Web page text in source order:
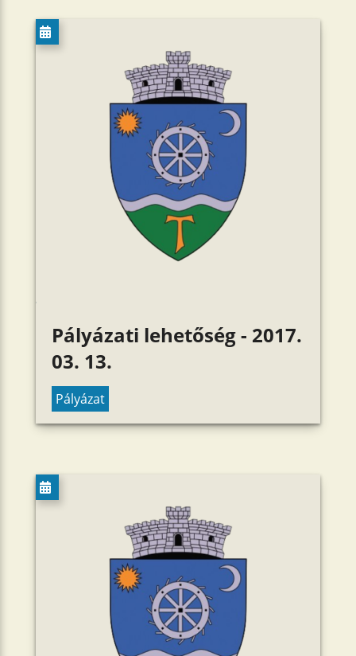
Pályázati lehetőség - 2017.
03. 13.
Pályázat